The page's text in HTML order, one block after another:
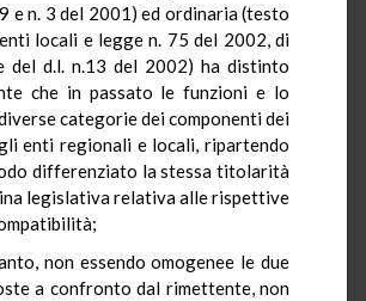
e n. 3 del 2001) ed ordinaria (testo
locali e legge n. 75 del 2002, di
del d.l. n.13 del 2002) ha distinto
che in passato le funzioni e lo
categorie dei componenti dei
enti regionali e locali, ripartendo
differenziato la stessa titolarità
legislativa relativa alle rispettive
non essendo omogenee le due
a confronto dal rimettente, non